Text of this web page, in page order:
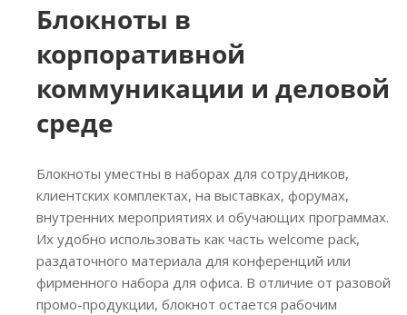
Блокноты в
корпоративной
коммуникации и деловой
среде
Блокноты уместны в наборах для сотрудников,
клиентских комплектах, на выставках, форумах,
внутренних мероприятиях и обучающих программах.
Их удобно использовать как часть welcome pack,
раздаточного материала для конференций или
фирменного набора для офиса. В отличие от разовой
промо-продукции, блокнот остается рабочим